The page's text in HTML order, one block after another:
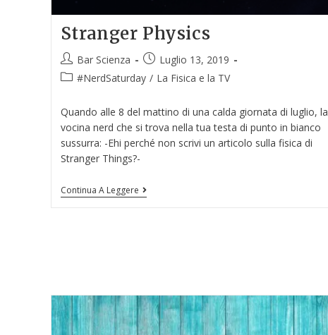
Stranger Physics
Bar Scienza
Luglio 13, 2019
#NerdSaturday / La Fisica e la TV
Quando alle 8 del mattino di una calda giornata di luglio, la
vocina nerd che si trova nella tua testa di punto in bianco
sussurra: -Ehi perché non scrivi un articolo sulla fisica di
Stranger Things?-
Continua A Leggere